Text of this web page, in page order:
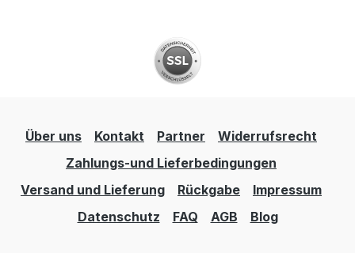
Über uns Kontakt Partner
Widerrufsrecht
Zahlungs-und Lieferbedingungen
Versand und Lieferung
Rückgabe
Impressum
Datenschutz
FAQ AGB Blog